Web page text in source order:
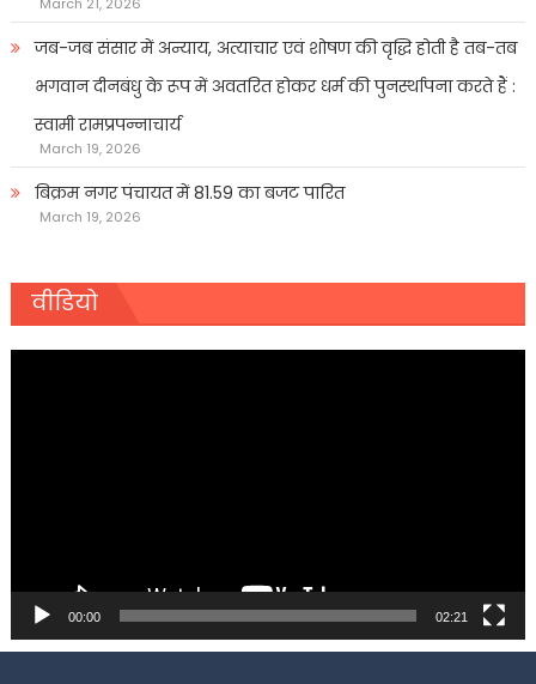
जब-जब संसार में अन्याय, अत्याचार एवं शोषण की वृद्धि होती है तब-तब
भगवान दीनबंधु के रूप में अवतरित होकर धर्म की पुनर्स्थापना करते हैं :
स्वामी रामप्रपन्नाचार्य
March 19, 2026
बिक्रम नगर पंचायत में 81.59 का बजट पारित
March 19, 2026
वीडियो
00:00 02:21